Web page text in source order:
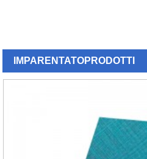
IMPARENTATOPRODOTTI